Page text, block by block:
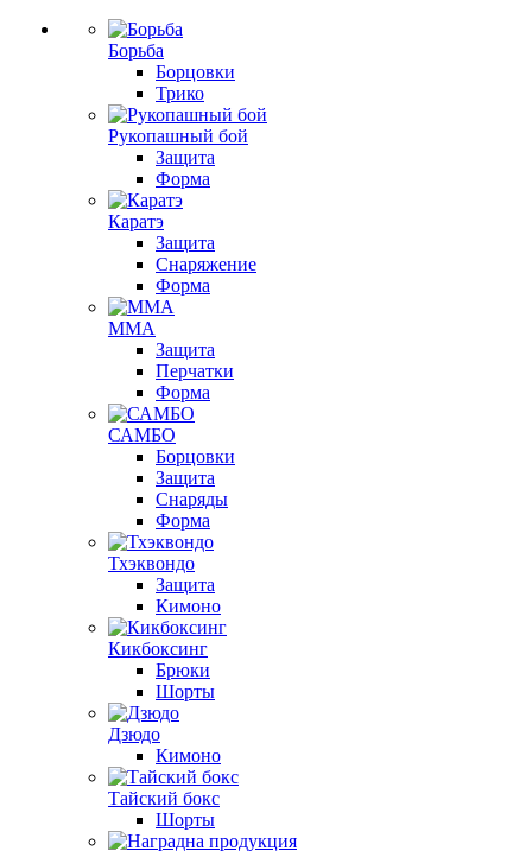
Борьба
Борцовки
Трико
Рукопашный бой
Защита
Форма
Каратэ
Защита
Снаряжение
Форма
ММА
Защита
Перчатки
Форма
САМБО
Борцовки
Защита
Снаряды
Форма
Тхэквондо
Защита
Кимоно
Кикбоксинг
Брюки
Шорты
Дзюдо
Кимоно
Тайский бокс
Шорты